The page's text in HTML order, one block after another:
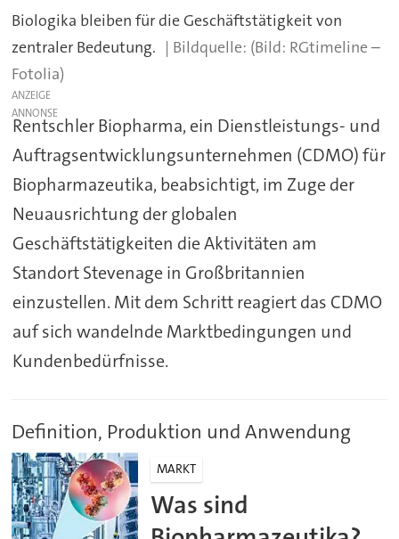
Biologika bleiben für die Geschäftstätigkeit von
zentraler Bedeutung.
(Bild: RGtimeline –
Fotolia)
ANZEIGE
Rentschler Biopharma, ein Dienstleistungs- und
Auftragsentwicklungsunternehmen (CDMO) für
Biopharmazeutika, beabsichtigt, im Zuge der
Neuausrichtung der globalen
Geschäftstätigkeiten die Aktivitäten am
Standort Stevenage in Großbritannien
einzustellen. Mit dem Schritt reagiert das CDMO
auf sich wandelnde Marktbedingungen und
Kundenbedürfnisse.
Definition, Produktion und Anwendung
MARKT
Was sind